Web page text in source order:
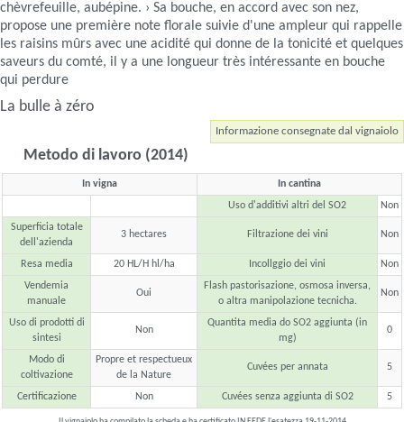
chèvrefeuille, aubépine. › Sa bouche, en accord avec son nez,
propose une première note florale suivie d'une ampleur qui rappelle
les raisins mûrs avec une acidité qui donne de la tonicité et quelques
saveurs du comté, il y a une longueur très intéressante en bouche
qui perdure
La bulle à zéro
Informazione consegnate dal vignaiolo
Metodo di lavoro (2014)
In vigna
In cantina
Uso d'additivi altri del SO2
Non
Superficia totale
dell'azienda
3 hectares Filtrazione dei vini Non
Resa media 20 HL/H hl/ha Incollggio dei vini
Non
Vendemia
manuale
Oui
Flash pastorisazione, osmosa inversa,
o altra manipolazione tecnicha.
Non
Uso di prodotti di
sintesi
Non
Quantita media do SO2 aggiunta (in
mg)
0
Modo di
coltivazione
Propre et respectueux
de la Nature
Cuvées per annata 5
Certificazione Non Cuvées senza aggiunta di SO2 5